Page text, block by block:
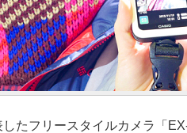
たフリースタイルカメラ「